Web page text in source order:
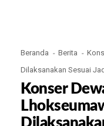
Beranda Berita
Dilaksanakan Sesuai
Konser